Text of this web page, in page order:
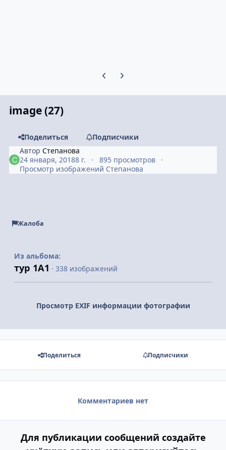
Предыдущий слайд карусели
Следующий слайд карусели
image (27)
Поделиться
Подписчики
АвторСтепанова
24 января, 20188 г.
895 просмотров
Просмотр изображений Степанова
Жалоба
Из альбома:
тур 1А1 · 338 изображений
Просмотр EXIF информации фотографии
Поделиться Подписчики
Комментариев нет
Для публикации сообщений создайте